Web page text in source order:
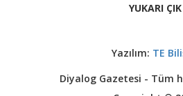
YUKARI ÇIK
Yazılım: TE
Diyalog Gazetesi - Tüm